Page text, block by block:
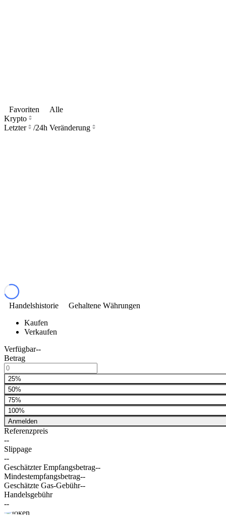
Favoriten
Alle
Krypto
Letzter
/24h Veränderung
Handelshistorie
Gehaltene Währungen
Kaufen
Verkaufen
Verfügbar--
Betrag
25%
50%
75%
100%
Anmelden
Referenzpreis
--
Slippage
--
Geschätzter Empfangsbetrag--
Mindestempfangsbetrag--
Geschätzte Gas-Gebühr--
Handelsgebühr
--